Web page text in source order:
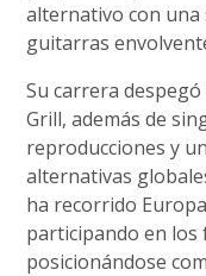
alternativo con una
guitarras
Su carrera despegó
Grill, además de
reproducciones y
alternativas
ha recorrido
participando en los
posicionándose